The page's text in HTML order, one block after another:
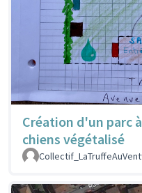
Création d'un parc à
chiens végétalisé
Collectif_LaTruffeAuVent